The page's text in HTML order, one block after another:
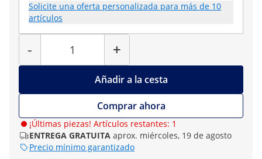
Solicite una oferta personalizada para más de 10
artículos
-
Cantidad
+
Añadir a la cesta
Comprar ahora
¡Últimas piezas! Artículos restantes: 1
ENTREGA GRATUITA aprox. miércoles, 19 de agosto
Precio mínimo garantizado